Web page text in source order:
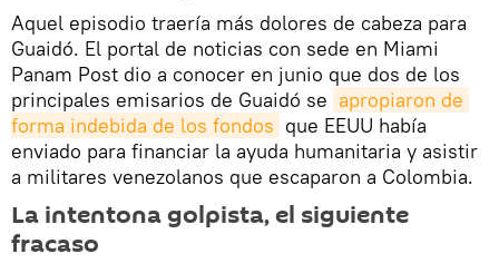
Aquel episodio traería más dolores de cabeza para
Guaidó. El portal de noticias con sede en Miami
Panam Post dio a conocer en junio que dos de los
principales emisarios de Guaidó se apropiaron de
forma indebida de los fondos que EEUU había
enviado para financiar la ayuda humanitaria y asistir
a militares venezolanos que escaparon a Colombia.
La intentona golpista, el siguiente
fracaso